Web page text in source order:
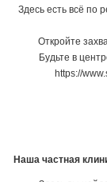
Здесь есть всё по
Откройте
Будьте в
https://
Наша частная